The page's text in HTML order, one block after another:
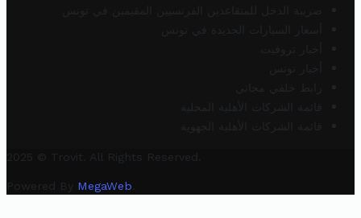
ضريبة الدخل للمتقاعدين الفرنسيين المقيمين في تونس
أسعار السيارات الجديدة في تونس
أخبار تروفيت
أخبار تونس
رابط خلفي مجاني
قائمة الشركات الأهلية المحلية
قائمة الشركات الأهلية الجهوية
2025 © Trovit. All Rights Reserved.
Powered By MegaWeb